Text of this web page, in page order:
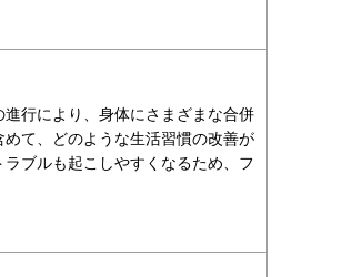
行により、身体にさまざまな合併
て、どのような生活習慣の改善が
ブルも起こしやすくなるため、フ